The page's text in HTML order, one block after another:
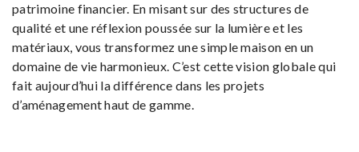
patrimoine financier. En misant sur des structures de
qualité et une réflexion poussée sur la lumière et les
matériaux, vous transformez une simple maison en un
domaine de vie harmonieux. C’est cette vision globale qui
fait aujourd’hui la différence dans les projets
d’aménagement haut de gamme.